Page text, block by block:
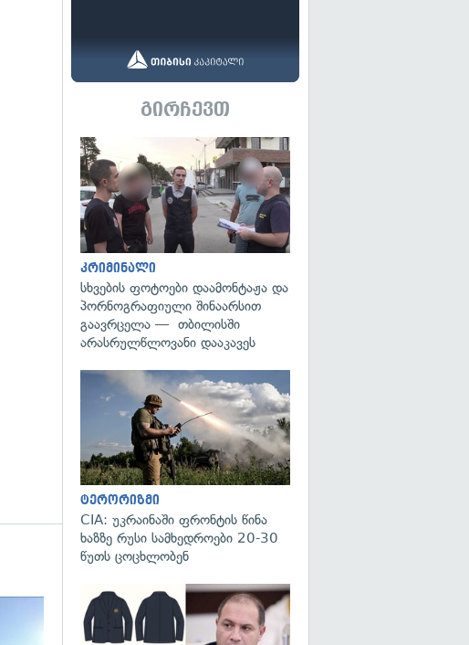
გადახედვა
გირჩევთ
კრიმინალი
სხვების ფოტოები დაამონტაჟა და
პორნოგრაფიული შინაარსით
გაავრცელა — თბილისში
არასრულწლოვანი დააკავეს
ტერორიზმი
CIA: უკრაინაში ფრონტის წინა
ხაზზე რუსი სამხედროები 20-30
წუთს ცოცხლობენ